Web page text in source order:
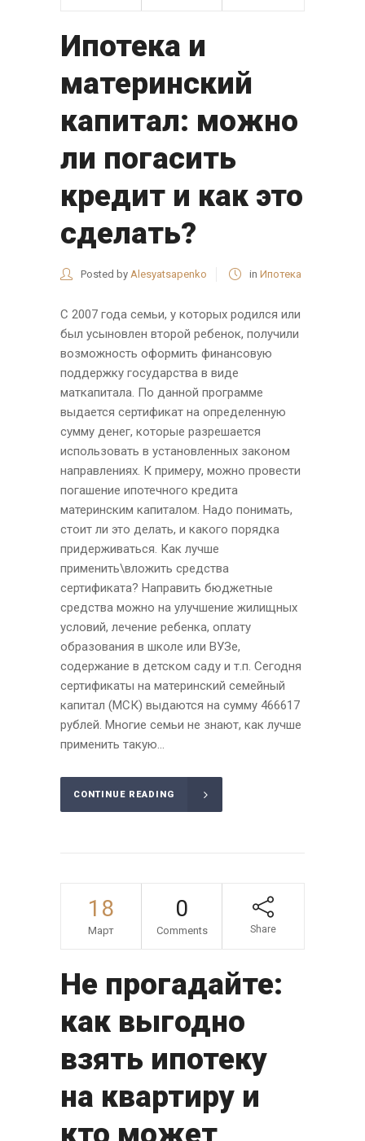
Ипотека и
материнский
капитал: можно
ли погасить
кредит и как это
сделать?
Posted by Alesyatsapenko in Ипотека
С 2007 года семьи, у которых родился или
был усыновлен второй ребенок, получили
возможность оформить финансовую
поддержку государства в виде
маткапитала. По данной программе
выдается сертификат на определенную
сумму денег, которые разрешается
использовать в установленных законом
направлениях. К примеру, можно провести
погашение ипотечного кредита
материнским капиталом. Надо понимать,
стоит ли это делать, и какого порядка
придерживаться. Как лучше
применить\вложить средства
сертификата? Направить бюджетные
средства можно на улучшение жилищных
условий, лечение ребенка, оплату
образования в школе или ВУЗе,
содержание в детском саду и т.п. Сегодня
сертификаты на материнский семейный
капитал (МСК) выдаются на сумму 466617
рублей. Многие семьи не знают, как лучше
применить такую...
CONTINUE READING
18
Март
0
Comments Share
Не прогадайте:
как выгодно
взять ипотеку
на квартиру и